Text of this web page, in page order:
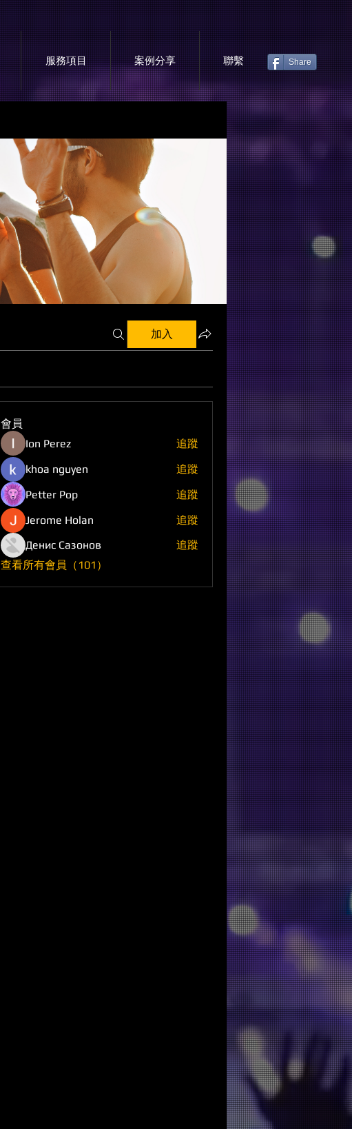
服務項目 案例分享 聯繫 Share
加入
會員
Ion Perez
追蹤
khoa nguyen
追蹤
Petter Pop
追蹤
Jerome Holan
追蹤
Денис Сазонов
追蹤
查看所有會員（101）